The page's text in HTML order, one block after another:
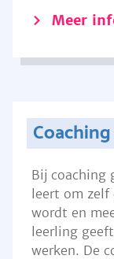
Meer
Bij coaching
leert om
wordt en
leerling
werken. De